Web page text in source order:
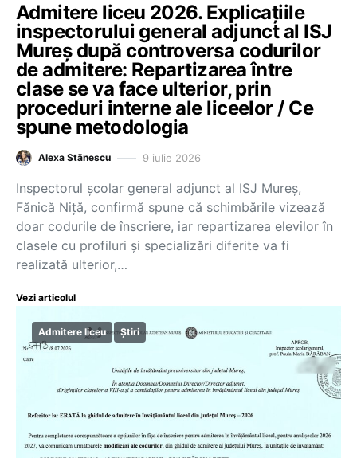
Admitere liceu 2026. Explicațiile
inspectorului general adjunct al ISJ
Mureș după controversa codurilor
de admitere: Repartizarea între
clase se va face ulterior, prin
proceduri interne ale liceelor / Ce
spune metodologia
Alexa Stănescu 9 iulie 2026
Inspectorul şcolar general adjunct al ISJ Mureş,
Fănică Niţă, confirmă spune că schimbările vizează
doar codurile de înscriere, iar repartizarea elevilor în
clasele cu profiluri şi specializări diferite va fi
realizată ulterior,…
Vezi articolul
Admitere liceu Știri